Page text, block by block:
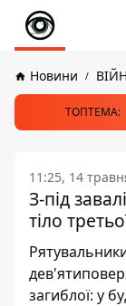
Новини
ТОПТЕМА:
11:25, 14
З-під
тіло
загиблої: у